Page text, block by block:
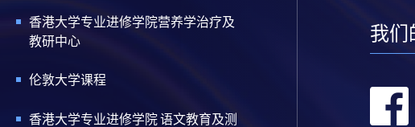
香港大学专业进修学院营养学治疗及
教研中心
伦敦大学课程
香港大学专业进修学院 语文教育及测
我们